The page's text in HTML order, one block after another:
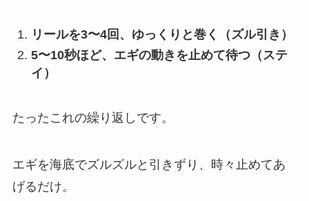
リールを3〜4回、ゆっくりと巻く（ズル引き）
5〜10秒ほど、エギの動きを止めて待つ（ステ
イ）
たったこれの繰り返しです。
エギを海底でズルズルと引きずり、時々止めてあ
げるだけ。